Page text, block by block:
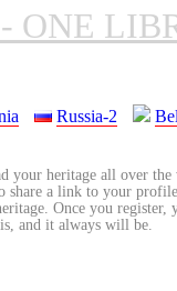
ONE
Russia-2
your heritage all over the
share a link to your
Once you register,
and it always will be.